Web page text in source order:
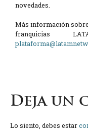
novedades.
Más información
franquicias
Deja un
Lo siento, debes estar